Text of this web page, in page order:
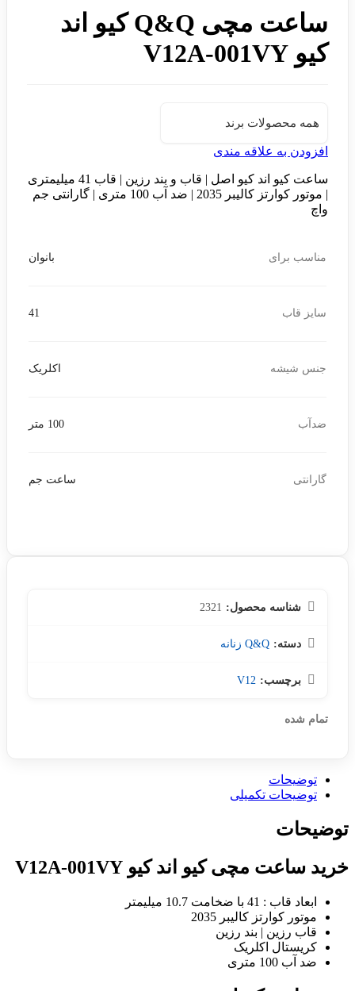
ساعت مچی Q&Q کیو اند
کیو V12A-001VY
همه محصولات برند
افزودن به علاقه مندی
ساعت کیو اند کیو اصل | قاب و بند رزین | قاب 41 میلیمتری
| موتور کوارتز کالیبر 2035 | ضد آب 100 متری | گارانتی جم
واچ
مناسب برای بانوان
سایز قاب 41
جنس شیشه اکلریک
ضدآب 100 متر
گارانتی ساعت جم
شناسه محصول: 2321
دسته: Q&Q زنانه
برچسب: V12
تمام شده
توضیحات
توضیحات تکمیلی
توضیحات
خرید ساعت مچی کیو اند کیو V12A-001VY
ابعاد قاب : 41 با ضخامت 10.7 میلیمتر
موتور کوارتز کالیبر 2035
قاب رزین | بند رزین
کریستال اکلریک
ضد آب 100 متری